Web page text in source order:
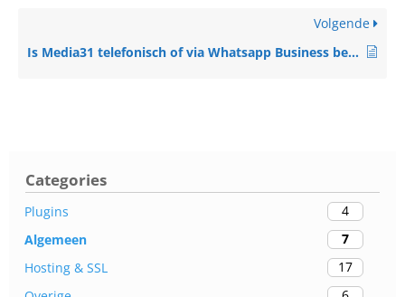
Volgende
Is Media31 telefonisch of via Whatsapp Business bereikbaar?
Categories
Plugins
4
Algemeen
7
Hosting & SSL
17